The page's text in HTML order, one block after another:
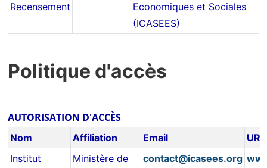
Recensement
Economiques et Sociales
(ICASEES)
Politique d'accès
AUTORISATION D'ACCÈS
Nom Affiliation Email
URL
Institut
Ministère de contact@icasees.org